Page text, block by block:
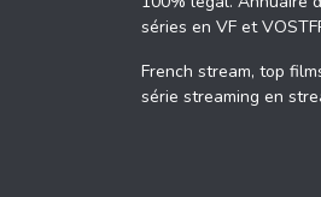
séries en VF et
French stream, top
série streaming en